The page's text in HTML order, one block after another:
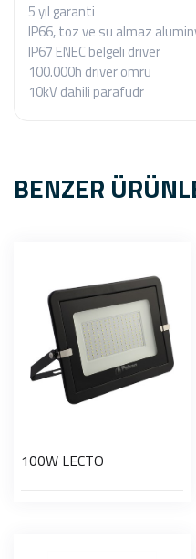
5 yıl garanti
IP66, toz ve su almaz
IP67 ENEC belgeli driver
100.000h driver ömrü
10kV dahili parafudr
BENZER
100W LECTO